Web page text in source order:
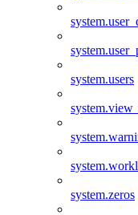
system.users
system.zeros